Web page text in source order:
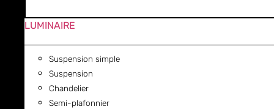
LUMINAIRE
Suspension simple
Suspension
Chandelier
Semi-plafonnier